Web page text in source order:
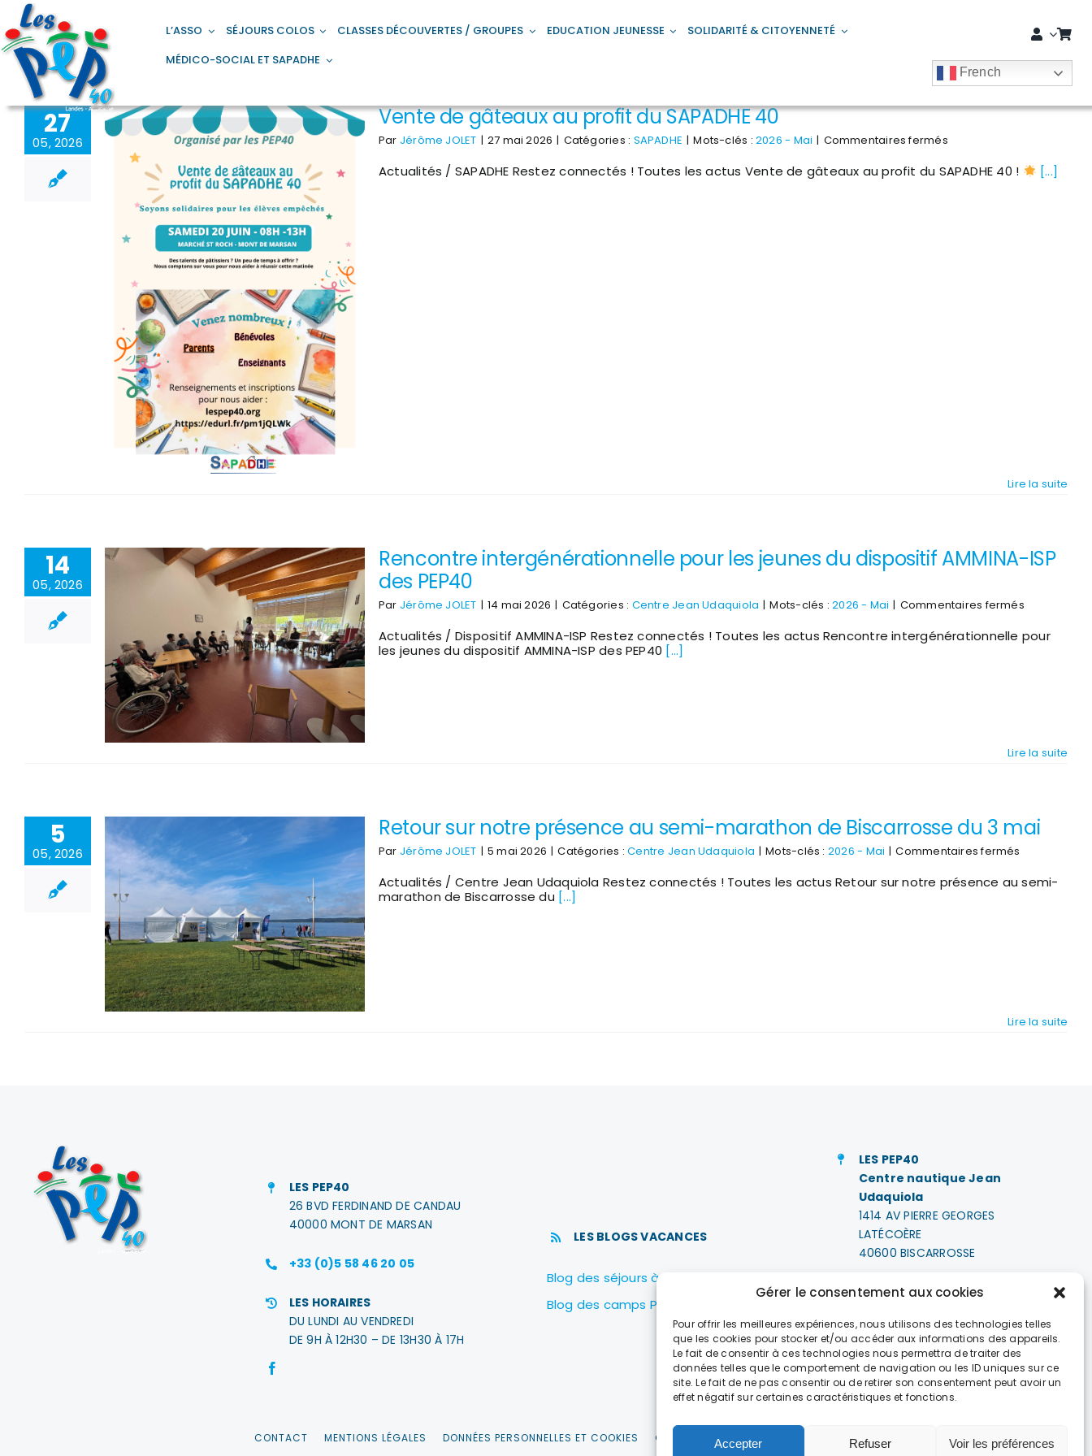
Gérer le consentement aux cookies
Pour offrir les meilleures expériences, nous utilisons des technologies telles
que les cookies pour stocker et/ou accéder aux informations des appareils.
Le fait de consentir à ces technologies nous permettra de traiter des
données telles que le comportement de navigation ou les ID uniques sur ce
site. Le fait de ne pas consentir ou de retirer son consentement peut avoir un
effet négatif sur certaines caractéristiques et fonctions.
Accepter Refuser Voir les préférences
principal
Passer
contenu
L’ASSO SÉJOURS COLOS CLASSES DÉCOUVERTES / GROUPES EDUCATION JEUNESSE
SOLIDARITÉ & CITOYENNETÉ
MÉDICO-SOCIAL ET SAPADHE
French
27
05, 2026
Vente de gâteaux au profit du SAPADHE 40
Par Jérôme JOLET | 27 mai 2026 | Catégories : SAPADHE | Mots-clés :2026 - Mai | Commentaires ferméssur
de
Actualités / SAPADHE Restez connectés ! Toutes les actus Vente de gâteaux au profit du SAPADHE 40 ! [...]
Lire la suite
14
05, 2026
Rencontre intergénérationnelle pour les jeunes du dispositif AMMINA-ISP
des PEP40
Par Jérôme JOLET | 14 mai 2026 | Catégories : Centre Jean Udaquiola | Mots-clés :2026 - Mai | Commentaires ferméssur
des
Actualités / Dispositif AMMINA-ISP Restez connectés ! Toutes les actus Rencontre intergénérationnelle pour
les jeunes du dispositif AMMINA-ISP des PEP40 [...]
Lire la suite
5
05, 2026
Retour sur notre présence au semi-marathon de Biscarrosse du 3 mai
Par Jérôme JOLET | 5 mai 2026 | Catégories :Centre Jean Udaquiola | Mots-clés : 2026 - Mai | Commentaires fermés
sur
3
Actualités / Centre Jean Udaquiola Restez connectés ! Toutes les actus Retour sur notre présence au semi-
marathon de Biscarrosse du [...]
Lire la suite
LES PEP40
26 BVD FERDINAND DE CANDAU
40000 MONT DE MARSAN
+33 (0)5 58 46 20 05
LES HORAIRES
DU LUNDI AU VENDREDI
DE 9H À 12H30 – DE 13H30 À 17H
LES BLOGS VACANCES
Blog des séjours à Biscarrosse
Blog des camps PEP40
LES PEP40
Centre nautique Jean
Udaquiola
1414 AV PIERRE GEORGES
LATÉCOÈRE
40600 BISCARROSSE
+33 (0)5 58 78 10 47
LES HORAIRES
DU LUNDI AU VENDREDI
DE 9H À 18H
CONTACT MENTIONS LÉGALES DONNÉES PERSONNELLES ET COOKIES CONDITIONS GÉNÉRALES DE VENTE